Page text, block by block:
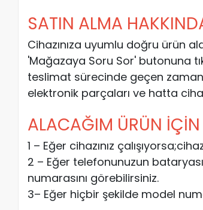
SATIN ALMA
Cihazınıza uyumlu doğru ürün
'Mağazaya Soru Sor' butonuna
teslimat sürecinde geçen zaman
elektronik parçaları ve hatta
ALACAĞIM ÜRÜN
1 – Eğer cihazınız
2 – Eğer telefonunuzun
numarasını görebilirsiniz.
3– Eğer hiçbir şekilde model